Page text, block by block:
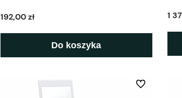
192,00 zł
Do koszyka
1
Do ulubionych